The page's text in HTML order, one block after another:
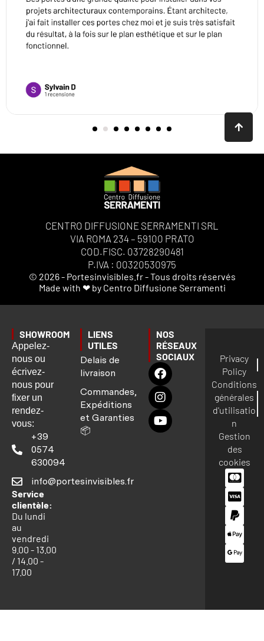
CENTRO DIFFUSIONE SERRAMENTI SRL
VIA ROMA 234 – 59100 PRATO
COD.FISC. 03728290481
P.IVA : 00320530975
© 2026 - Portesinvisibles.fr - Tous droits réservés
Made with ❤ by Centro Diffusione Serramenti
SHOWROOM
Appelez-
nous ou
écrivez-
nous pour
fixer un
rendez-
vous:
+39
0574
630094
info@portesinvisibles.fr
Service
clientèle:
Du lundi
au
vendredi
9.00 - 13.00
/ 14.00 -
17.00
LIENS
UTILES
Delais de
livraison
Commandes,
Expéditions
et Garanties
📦
NOS
RÉSEAUX
SOCIAUX
Privacy
Policy
Conditions
générales
d'utilisatio
n
Gestion
des
cookies